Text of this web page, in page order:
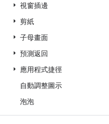
視窗插邊
剪紙
子母畫面
預測返回
應用程式捷徑
自動調整圖示
泡泡